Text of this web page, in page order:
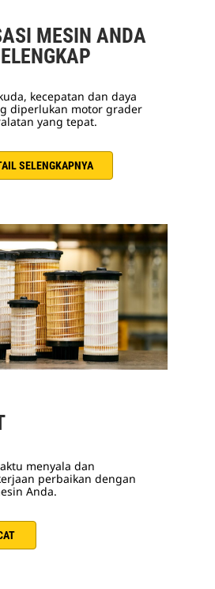
MESIN ANDA
kecepatan dan daya
diperlukan motor grader
yang tepat.
SELENGKAPNYA
menyala dan
perbaikan dengan
Anda.